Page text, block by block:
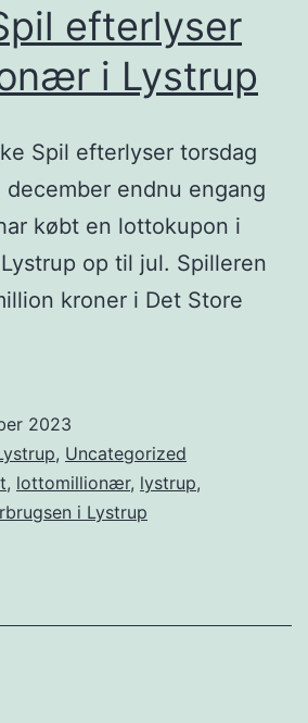
efterlyser
i Lystrup
Spil efterlyser torsdag
endnu engang
købt en lottokupon i
op til jul. Spilleren
kroner i Det Store
2023
, Uncategorized
, lottomillionær, lystrup,
i Lystrup